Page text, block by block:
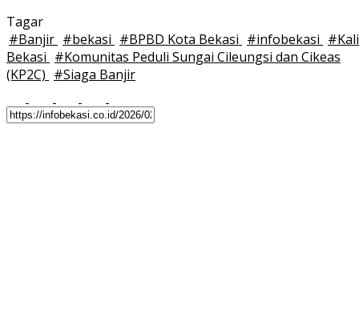
Tagar
#Banjir #bekasi #BPBD Kota Bekasi #infobekasi #Kali
Bekasi #Komunitas Peduli Sungai Cileungsi dan Cikeas
(KP2C) #Siaga Banjir